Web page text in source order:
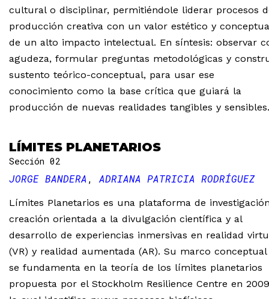
cultural o disciplinar, permitiéndole liderar procesos
producción creativa con un valor estético y
de un alto impacto intelectual. En síntesis: observar
agudeza, formular preguntas metodológicas y
sustento teórico-conceptual, para usar ese
conocimiento como la base crítica que guiará la
producción de nuevas realidades tangibles y sensibles.
LÍMITES PLANETARIOS
Sección 02
JORGE BANDERA ADRIANA PATRICIA RODRÍGUEZ
Límites Planetarios es una plataforma de
creación orientada a la divulgación científica y al
desarrollo de experiencias inmersivas en realidad
(VR) y realidad aumentada (AR). Su marco conceptual
se fundamenta en la teoría de los límites planetarios
propuesta por el Stockholm Resilience Centre en